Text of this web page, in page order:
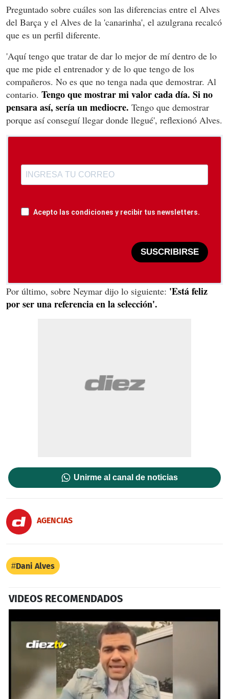
Preguntado sobre cuáles son las diferencias entre el Alves
del Barça y el Alves de la 'canarinha', el azulgrana recalcó
que es un perfil diferente.
'Aquí tengo que tratar de dar lo mejor de mí dentro de lo
que me pide el entrenador y de lo que tengo de los
compañeros. No es que no tenga nada que demostrar. Al
contario. Tengo que mostrar mi valor cada día. Si no
pensara así, sería un mediocre. Tengo que demostrar
porque así conseguí llegar donde llegué', reflexionó Alves.
Acepto las condiciones y recibir tus newsletters.
SUSCRIBIRSE
Por último, sobre Neymar dijo lo siguiente: 'Está feliz
por ser una referencia en la selección'.
Unirme al canal de noticias
AGENCIAS
Dani Alves
VIDEOS RECOMENDADOS